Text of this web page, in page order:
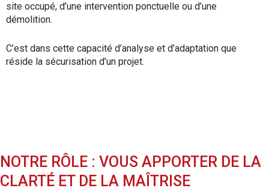
site occupé, d’une intervention ponctuelle ou d’une
démolition.
C’est dans cette capacité d’analyse et d’adaptation que
réside la sécurisation d’un projet.
NOTRE RÔLE : VOUS APPORTER DE LA
CLARTÉ ET DE LA MAÎTRISE